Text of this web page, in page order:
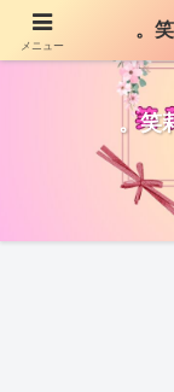
。笑
メニュー
。